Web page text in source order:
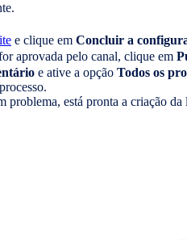
e clique em Concluir a
aprovada pelo canal, clique em
e ative a opção Todos os
problema, está pronta a criação da